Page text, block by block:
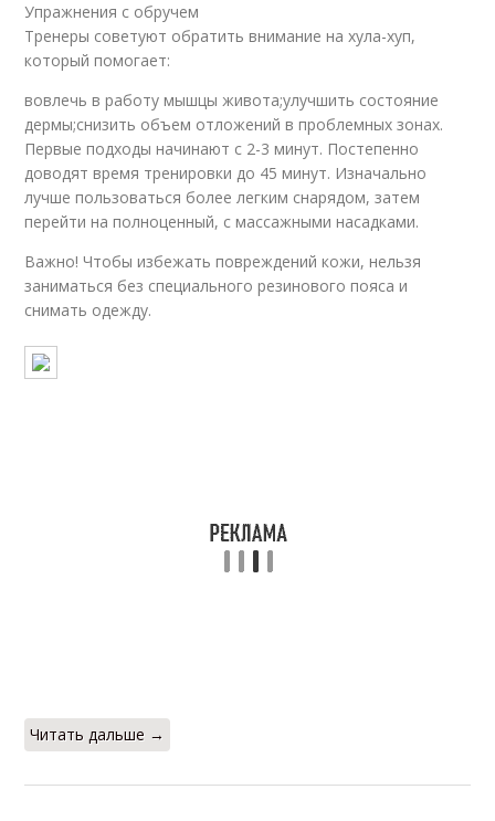
Упражнения с обручем
Тренеры советуют обратить внимание на хула-хуп,
который помогает:
вовлечь в работу мышцы живота;улучшить состояние
дермы;снизить объем отложений в проблемных зонах.
Первые подходы начинают с 2-3 минут. Постепенно
доводят время тренировки до 45 минут. Изначально
лучше пользоваться более легким снарядом, затем
перейти на полноценный, с массажными насадками.
Важно! Чтобы избежать повреждений кожи, нельзя
заниматься без специального резинового пояса и
снимать одежду.
Читать дальше →